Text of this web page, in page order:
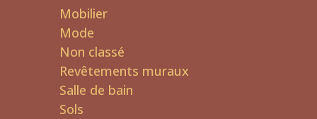
Mobilier
Mode
Non classé
Revêtements muraux
Salle de bain
Sols